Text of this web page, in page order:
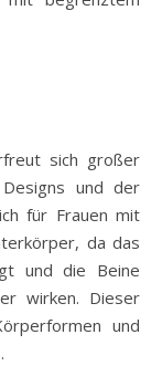
sich großer
und der
für Frauen mit
da das
und die Beine
wirken. Dieser
und